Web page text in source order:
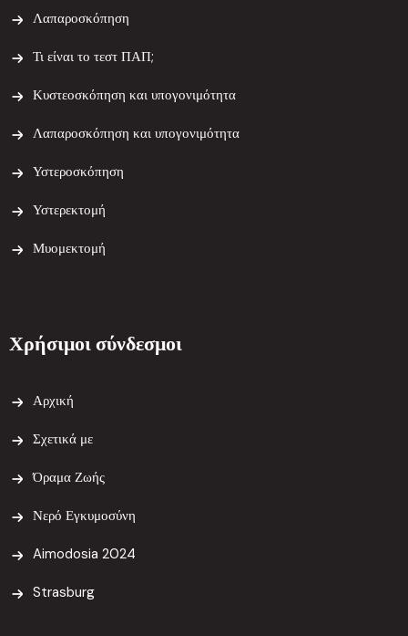
Λαπαροσκόπηση
Τι είναι το τεστ ΠΑΠ;
Κυστεοσκόπηση και υπογονιμότητα
Λαπαροσκόπηση και υπογονιμότητα
Υστεροσκόπηση
Υστερεκτομή
Μυομεκτομή
Χρήσιμοι σύνδεσμοι
Αρχική
Σχετικά με
Όραμα Ζωής
Νερό Εγκυμοσύνη
Aimodosia 2024
Strasburg